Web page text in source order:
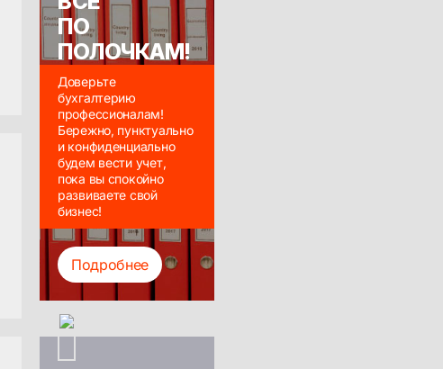
ПО
ПОЛОЧКАМ!
Доверьте
бухгалтерию
профессионалам!
Бережно, пунктуально
и конфиденциально
будем вести учет,
пока вы спокойно
развиваете свой
бизнес!
Подробнее